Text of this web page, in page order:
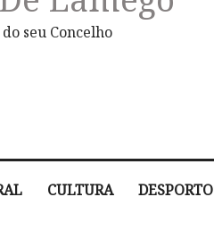
seu Concelho
CULTURA DESPORTO